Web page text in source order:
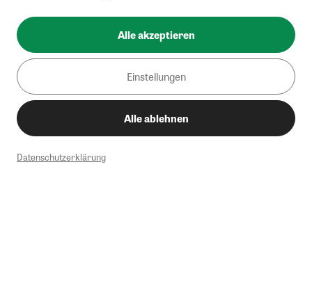
Alle akzeptieren
Einstellungen
Alle ablehnen
Datenschutzerklärung